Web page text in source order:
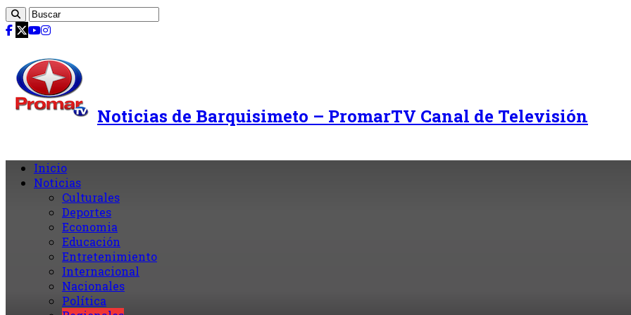
Noticias de Barquisimeto – PromarTV Canal de Televisión
Inicio
Noticias
Culturales
Deportes
Economia
Educación
Entretenimiento
Internacional
Nacionales
Política